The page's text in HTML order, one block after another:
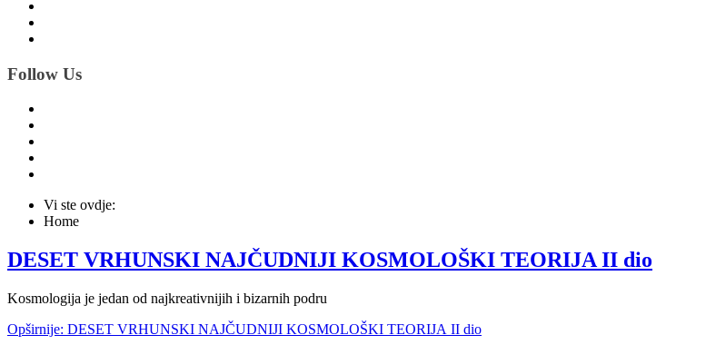
Follow Us
Vi ste ovdje:
Home
DESET VRHUNSKI NAJČUDNIJI KOSMOLOŠKI TEORIJA II dio
Kosmologija je jedan od najkreativnijih i bizarnih podru
Opširnije: DESET VRHUNSKI NAJČUDNIJI KOSMOLOŠKI TEORIJA II dio